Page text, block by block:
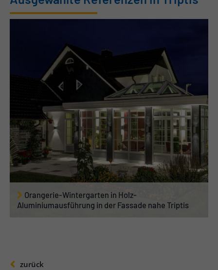
Orangerie-Wintergarten in Holz-
Aluminiumausführung in der Fassade nahe Triptis
zurück